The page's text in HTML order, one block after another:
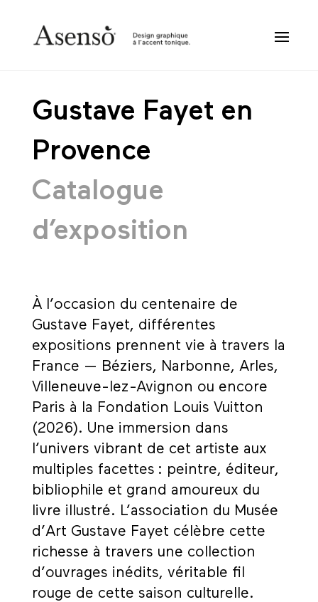
Gustave Fayet en
Provence
Catalogue
d’exposition
À l’occasion du centenaire de
Gustave Fayet, différentes
expositions prennent vie à travers la
France — Béziers, Narbonne, Arles,
Villeneuve-lez-Avignon ou encore
Paris à la Fondation Louis Vuitton
(2026). Une immersion dans
l’univers vibrant de cet artiste aux
multiples facettes : peintre, éditeur,
bibliophile et grand amoureux du
livre illustré. L’association du Musée
d’Art Gustave Fayet célèbre cette
richesse à travers une collection
d’ouvrages inédits, véritable fil
rouge de cette saison culturelle.